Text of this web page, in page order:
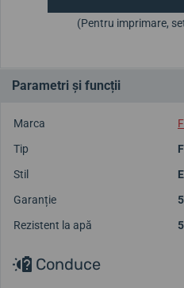
(Pentru imprimare,
Parametri și funcții
Marca
Tip
Stil
Garanție
Rezistent la apă
Conduce